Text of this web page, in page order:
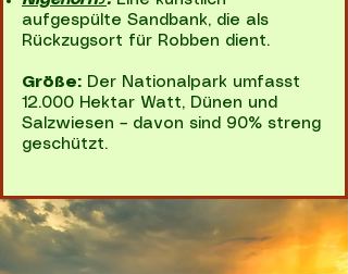
aufgespülte Sandbank, die als
Rückzugsort für Robben dient.
Größe: Der Nationalpark umfasst
12.000 Hektar Watt, Dünen und
Salzwiesen – davon sind 90% streng
geschützt.